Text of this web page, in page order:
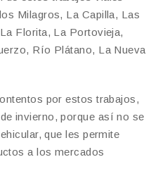
Milagros, La Capilla, Las
Florita, La Portovieja,
Río Plátano, La Nueva
por estos trabajos,
invierno, porque así no se
que les permite
a los mercados